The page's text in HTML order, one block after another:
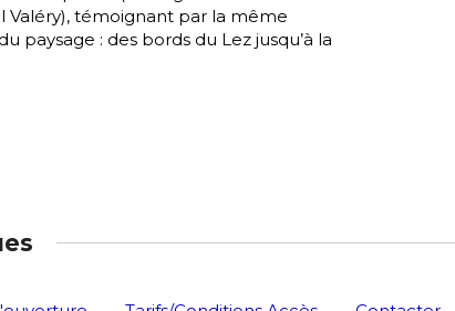
Valéry), témoignant par la même
paysage : des bords du Lez jusqu’à la